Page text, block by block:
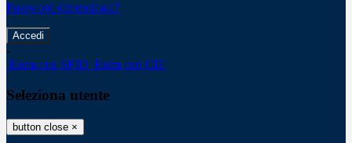
Password dimenticata?
-
Entra con SPID Entra con CIE
Seleziona utente
button close ×